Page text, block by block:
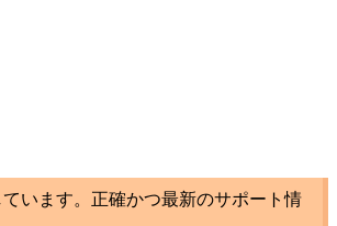
います。正確かつ最新のサポート情